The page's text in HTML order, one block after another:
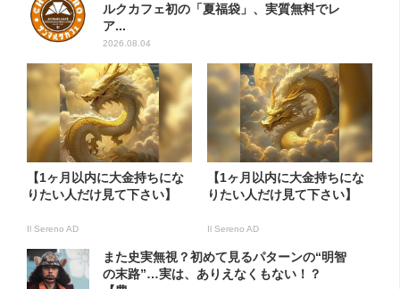
ルクカフェ初の「夏福袋」、実質無料でレ
ア...
2026.08.04
【1ヶ月以内に大金持ちにな
りたい人だけ見て下さい】
Il Sereno AD
【1ヶ月以内に大金持ちにな
りたい人だけ見て下さい】
Il Sereno AD
また史実無視？初めて見るパターンの“明智
の末路”…実は、ありえなくもない！？